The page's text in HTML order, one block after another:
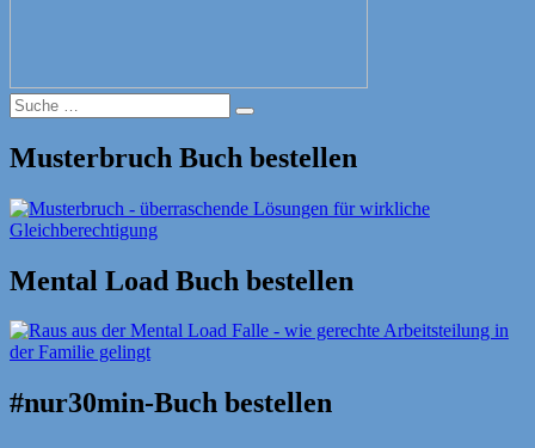
Suche
nach:
Suche
Musterbruch Buch bestellen
Mental Load Buch bestellen
#nur30min-Buch bestellen